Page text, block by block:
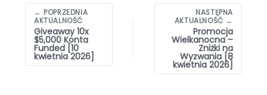
Nawigacja
wpisów
← POPRZEDNIA
AKTUALNOŚĆ
Giveaway 10x
$5,000 Konta
Funded [10
kwietnia 2026]
NASTĘPNA
AKTUALNOŚĆ →
Promocja
Wielkanocna –
Zniżki na
Wyzwania [8
kwietnia 2026]